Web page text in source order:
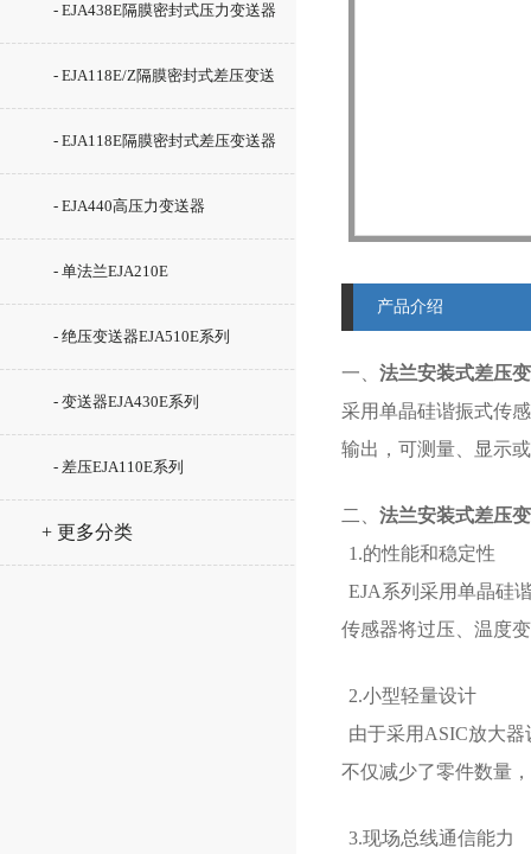
- EJA438E隔膜密封式压力变送器
- EJA118E/Z隔膜密封式差压变送
器
- EJA118E隔膜密封式差压变送器
- EJA440高压力变送器
- 单法兰EJA210E
- 绝压变送器EJA510E系列
- 变送器EJA430E系列
- 差压EJA110E系列
+ 更多分类
产品介绍
一、 法兰安装式差压
采用单晶硅谐振式传
输出，可测量、显示
二、 法兰安装式差压
1.的性能和稳定性
EJA系列采用单晶硅
传感器将过压、温度
2.小型轻量设计
由于采用ASIC放大
不仅减少了零件数量
3.现场总线通信能力